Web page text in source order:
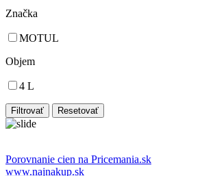
Značka
MOTUL
Objem
4 L
Porovnanie cien na Pricemania.sk
www.najnakup.sk